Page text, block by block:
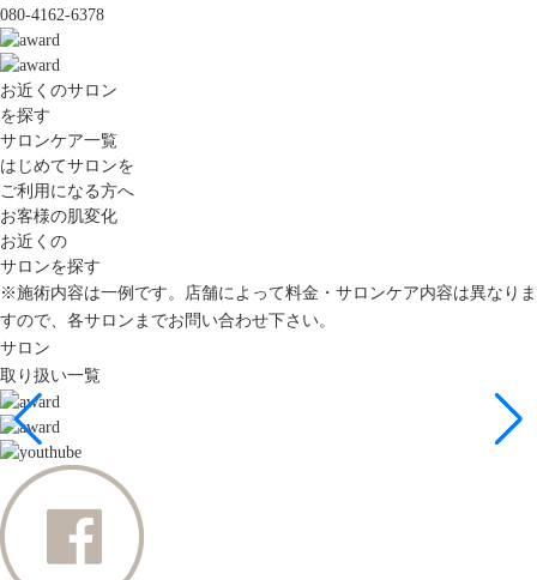
080-4162-6378
お近くのサロン
を探す
サロンケア一覧
はじめてサロンを
ご利用になる方へ
お客様の肌変化
お近くの
サロンを探す
※施術内容は一例です。店舗によって料金・サロンケア内容は異なりま
すので、各サロンまでお問い合わせ下さい。
サロン
取り扱い一覧